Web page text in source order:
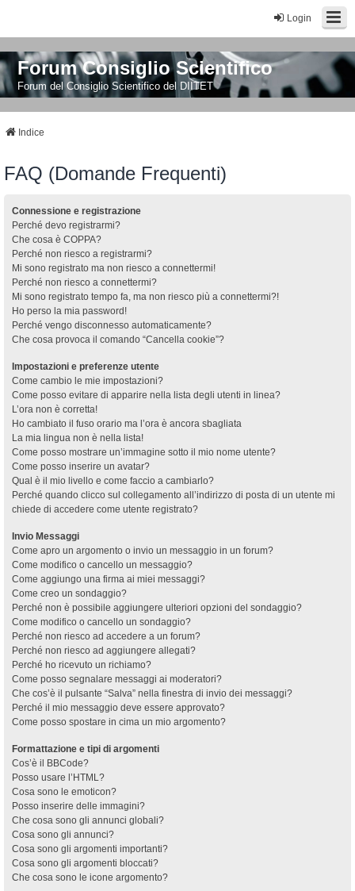
Login
Forum Consiglio Scientifico
Forum del Consiglio Scientifico del DIITET
Indice
FAQ (Domande Frequenti)
Connessione e registrazione
Perché devo registrarmi?
Che cosa è COPPA?
Perché non riesco a registrarmi?
Mi sono registrato ma non riesco a connettermi!
Perché non riesco a connettermi?
Mi sono registrato tempo fa, ma non riesco più a connettermi?!
Ho perso la mia password!
Perché vengo disconnesso automaticamente?
Che cosa provoca il comando “Cancella cookie”?
Impostazioni e preferenze utente
Come cambio le mie impostazioni?
Come posso evitare di apparire nella lista degli utenti in linea?
L’ora non è corretta!
Ho cambiato il fuso orario ma l’ora è ancora sbagliata
La mia lingua non è nella lista!
Come posso mostrare un’immagine sotto il mio nome utente?
Come posso inserire un avatar?
Qual è il mio livello e come faccio a cambiarlo?
Perché quando clicco sul collegamento all’indirizzo di posta di un utente mi
chiede di accedere come utente registrato?
Invio Messaggi
Come apro un argomento o invio un messaggio in un forum?
Come modifico o cancello un messaggio?
Come aggiungo una firma ai miei messaggi?
Come creo un sondaggio?
Perché non è possibile aggiungere ulteriori opzioni del sondaggio?
Come modifico o cancello un sondaggio?
Perché non riesco ad accedere a un forum?
Perché non riesco ad aggiungere allegati?
Perché ho ricevuto un richiamo?
Come posso segnalare messaggi ai moderatori?
Che cos’è il pulsante “Salva” nella finestra di invio dei messaggi?
Perché il mio messaggio deve essere approvato?
Come posso spostare in cima un mio argomento?
Formattazione e tipi di argomenti
Cos’è il BBCode?
Posso usare l’HTML?
Cosa sono le emoticon?
Posso inserire delle immagini?
Che cosa sono gli annunci globali?
Cosa sono gli annunci?
Cosa sono gli argomenti importanti?
Cosa sono gli argomenti bloccati?
Che cosa sono le icone argomento?